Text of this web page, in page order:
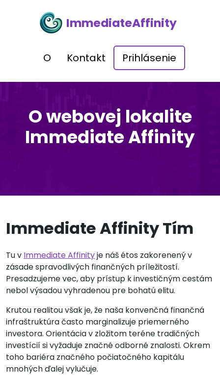
ImmediateAffinity
O Kontakt Prihlásenie
O webovej lokalite
Immediate Affinity
Immediate Affinity Tím
Tu v Immediate Affinityje náš étos zakorenený v
zásade spravodlivých finančných príležitostí.
Presadzujeme vec, aby prístup k investičným cestám
nebol výsadou vyhradenou pre bohatú elitu.
Krutou realitou však je, že naša konvenčná finančná
infraštruktúra často marginalizuje priemerného
investora. Orientácia v zložitom teréne tradičných
investícií si vyžaduje značné odborné znalosti. Okrem
toho bariéra značného počiatočného kapitálu
mnohých ďalej vylučuje.